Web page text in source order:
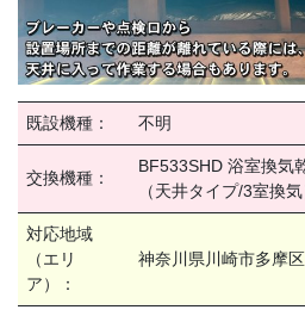
既設機種： 不明
交換機種：
BF533SHD 浴室換気
（天井タイプ/3室換
対応地域
（エリ
ア）：
神奈川県川崎市多摩区